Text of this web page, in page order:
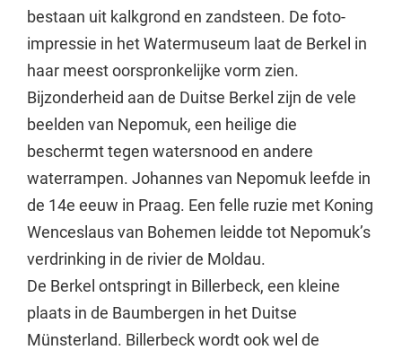
bestaan uit kalkgrond en zandsteen. De foto-
impressie in het Watermuseum laat de Berkel in
haar meest oorspronkelijke vorm zien.
Bijzonderheid aan de Duitse Berkel zijn de vele
beelden van Nepomuk, een heilige die
beschermt tegen watersnood en andere
waterrampen. Johannes van Nepomuk leefde in
de 14e eeuw in Praag. Een felle ruzie met Koning
Wenceslaus van Bohemen leidde tot Nepomuk’s
verdrinking in de rivier de Moldau.
De Berkel ontspringt in Billerbeck, een kleine
plaats in de Baumbergen in het Duitse
Münsterland. Billerbeck wordt ook wel de